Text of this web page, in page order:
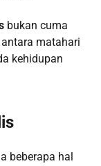
bukan cuma
matahari
kehidupan
beberapa hal